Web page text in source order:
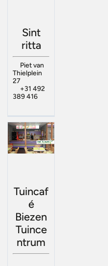
Sint
ritta
Piet van
Thielplein
27
+31 492
389 416
Tuincaf
é
Biezen
Tuince
ntrum